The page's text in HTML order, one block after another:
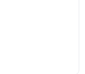
zinātniskām
vajadzētu